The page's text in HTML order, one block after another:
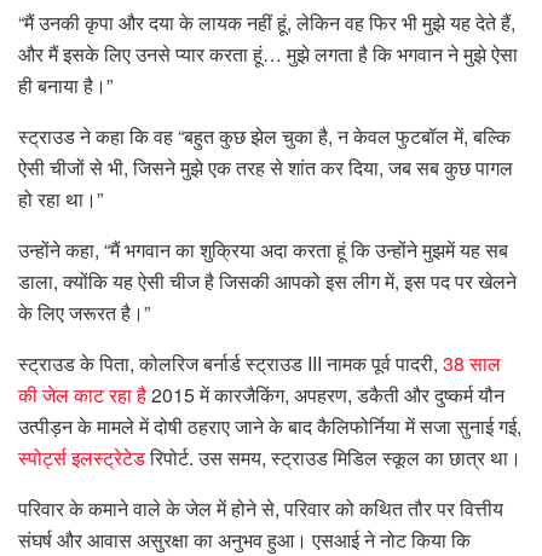
“मैं उनकी कृपा और दया के लायक नहीं हूं, लेकिन वह फिर भी मुझे यह देते हैं,
और मैं इसके लिए उनसे प्यार करता हूं… मुझे लगता है कि भगवान ने मुझे ऐसा
ही बनाया है।”
स्ट्राउड ने कहा कि वह “बहुत कुछ झेल चुका है, न केवल फुटबॉल में, बल्कि
ऐसी चीजों से भी, जिसने मुझे एक तरह से शांत कर दिया, जब सब कुछ पागल
हो रहा था।”
उन्होंने कहा, “मैं भगवान का शुक्रिया अदा करता हूं कि उन्होंने मुझमें यह सब
डाला, क्योंकि यह ऐसी चीज है जिसकी आपको इस लीग में, इस पद पर खेलने
के लिए जरूरत है।”
स्ट्राउड के पिता, कोलरिज बर्नार्ड स्ट्राउड III नामक पूर्व पादरी, 38 साल
की जेल काट रहा है2015 में कारजैकिंग, अपहरण, डकैती और दुष्कर्म यौन
उत्पीड़न के मामले में दोषी ठहराए जाने के बाद कैलिफोर्निया में सजा सुनाई गई,
स्पोर्ट्स इलस्ट्रेटेडरिपोर्ट. उस समय, स्ट्राउड मिडिल स्कूल का छात्र था।
परिवार के कमाने वाले के जेल में होने से, परिवार को कथित तौर पर वित्तीय
संघर्ष और आवास असुरक्षा का अनुभव हुआ। एसआई ने नोट किया कि